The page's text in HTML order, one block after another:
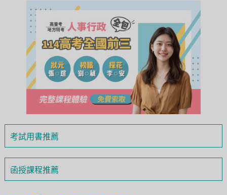
考試用書推薦
函授課程推薦